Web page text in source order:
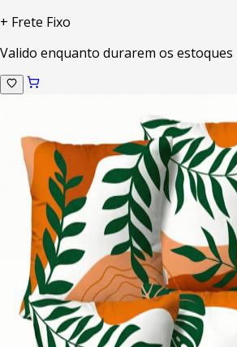
+ Frete Fixo
Valido enquanto durarem os estoques